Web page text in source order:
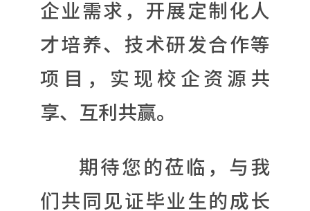
企业需求，开展定制化人
才培养、技术研发合作等
项目，实现校企资源共
享、互利共赢。
期待您的莅临，与我
们共同见证毕业生的成长